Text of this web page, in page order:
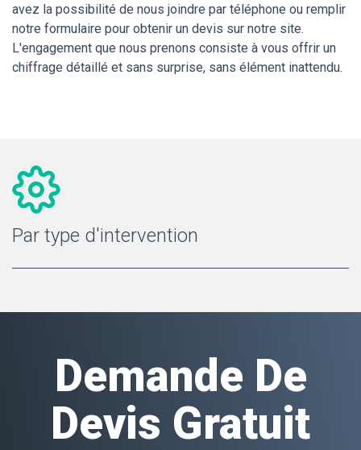
avez la possibilité de nous joindre par téléphone ou remplir
notre formulaire pour obtenir un devis sur notre site.
L'engagement que nous prenons consiste à vous offrir un
chiffrage détaillé et sans surprise, sans élément inattendu.
Par type d'intervention
Demande De
Devis Gratuit